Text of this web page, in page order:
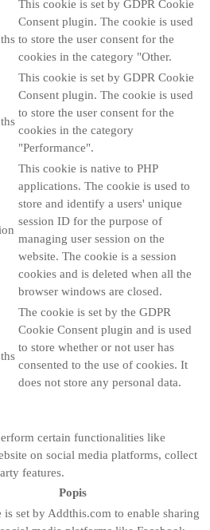
This cookie is set by GDPR Cookie
Consent plugin. The cookie is used
to store the user consent for the
cookies in the category "Other.
This cookie is set by GDPR Cookie
Consent plugin. The cookie is used
to store the user consent for the
cookies in the category
"Performance".
This cookie is native to PHP
applications. The cookie is used to
store and identify a users' unique
session ID for the purpose of
managing user session on the
website. The cookie is a session
cookies and is deleted when all the
browser windows are closed.
The cookie is set by the GDPR
Cookie Consent plugin and is used
to store whether or not user has
consented to the use of cookies. It
does not store any personal data.
certain functionalities like
on social media platforms, collect
features.
Popis
is set by Addthis.com to enable sharing